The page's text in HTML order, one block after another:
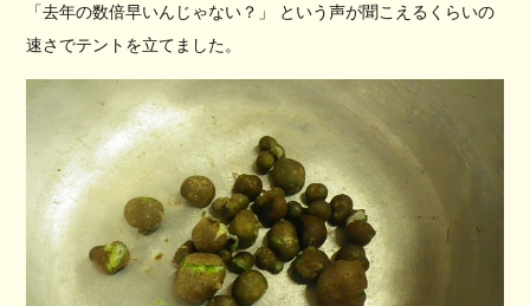
「去年の数倍早いんじゃない？」 という声が聞こえるくらいの
速さでテントを立てました。